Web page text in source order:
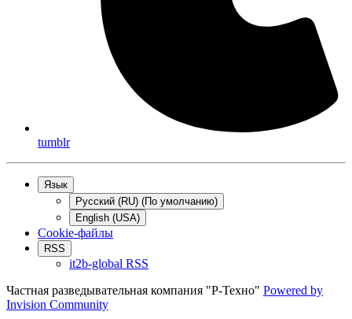
tumblr
Язык
Русский (RU) (По умолчанию)
English (USA)
Cookie-файлы
RSS
it2b-global RSS
Частная разведывательная компания "Р-Техно" Powered by
Invision Community